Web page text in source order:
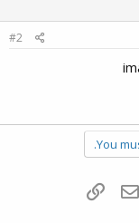
#2
You
דואר אלקטרוני